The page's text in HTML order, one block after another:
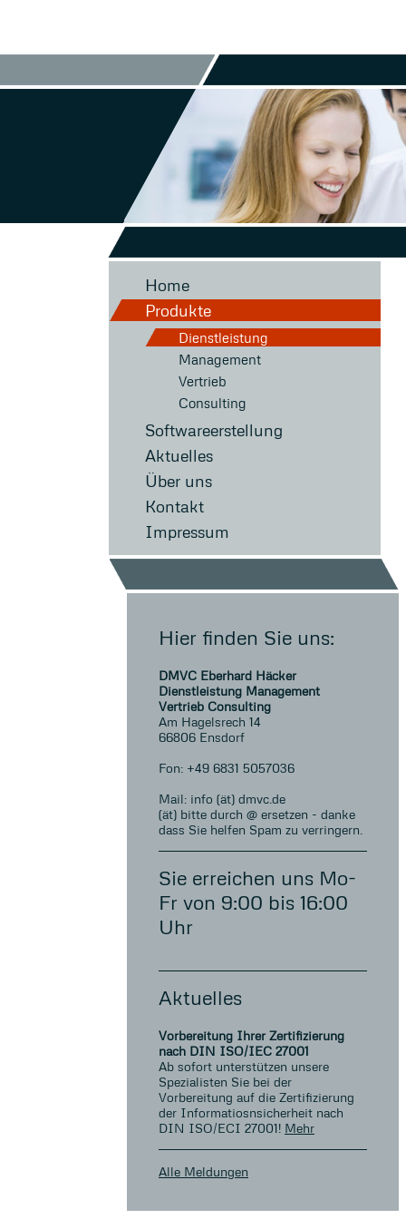
Home
Produkte
Dienstleistung
Management
Vertrieb
Consulting
Softwareerstellung
Aktuelles
Über uns
Kontakt
Impressum
Hier finden Sie uns:
DMVC Eberhard Häcker
Dienstleistung Management
Vertrieb Consulting
Am Hagelsrech 14
66806 Ensdorf
Fon: +49 6831 5057036
Mail: info (ät) dmvc.de
(ät) bitte durch @ ersetzen - danke
dass Sie helfen Spam zu verringern.
Sie erreichen uns Mo-
Fr von 9:00 bis 16:00
Uhr
Aktuelles
Vorbereitung Ihrer Zertifizierung
nach DIN ISO/IEC 27001
Ab sofort unterstützen unsere
Spezialisten Sie bei der
Vorbereitung auf die Zertifizierung
der Informatiosnsicherheit nach
DIN ISO/ECI 27001! Mehr
Alle Meldungen